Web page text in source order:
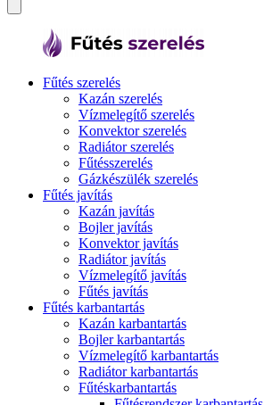
Fűtés szerelés
Kazán szerelés
Vízmelegítő szerelés
Konvektor szerelés
Radiátor szerelés
Fűtésszerelés
Gázkészülék szerelés
Fűtés javítás
Kazán javítás
Bojler javítás
Konvektor javítás
Radiátor javítás
Vízmelegítő javítás
Fűtés javítás
Fűtés karbantartás
Kazán karbantartás
Bojler karbantartás
Vízmelegítő karbantartás
Radiátor karbantartás
Fűtéskarbantartás